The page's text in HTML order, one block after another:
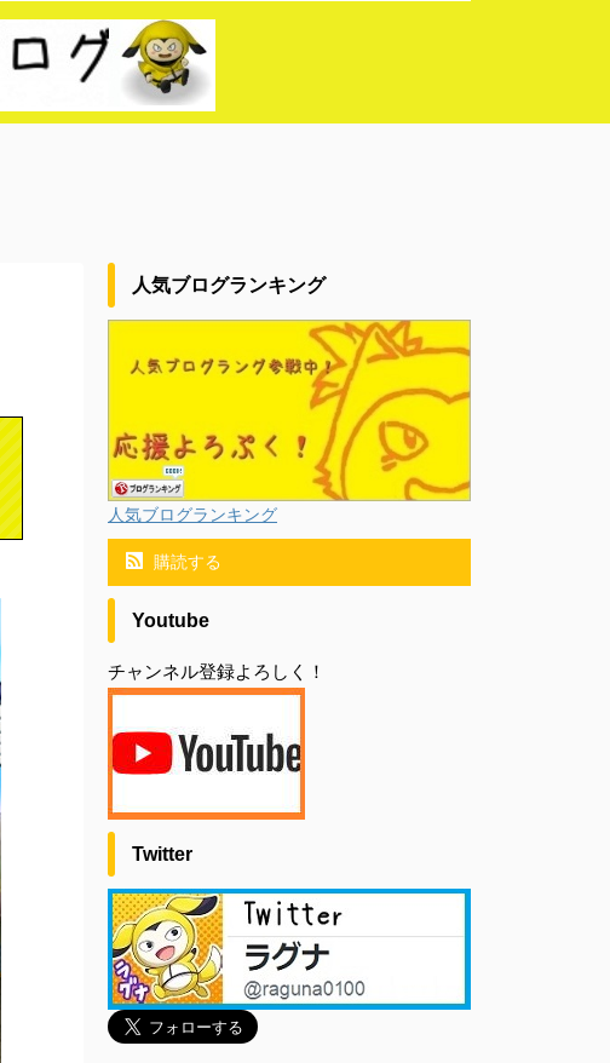
人気ブログランキング
人気ブログランキング
購読する
Youtube
チャンネル登録よろしく！
Twitter